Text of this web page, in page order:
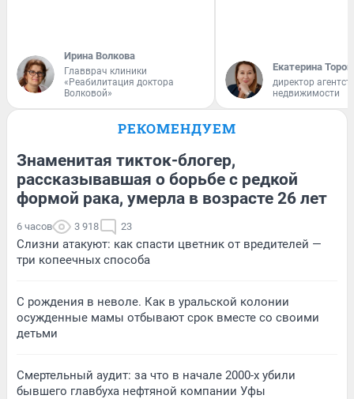
Ирина Волкова
Главврач клиники
«Реабилитация доктора
Волковой»
Екатерина
директор
недвижимости
РЕКОМЕНДУЕМ
Знаменитая тикток-блогер,
рассказывавшая о борьбе с редкой
формой рака, умерла в возрасте 26 лет
6 часов 3 918 23
Слизни атакуют: как спасти цветник от вредителей —
три копеечных способа
С рождения в неволе. Как в уральской колонии
осужденные мамы отбывают срок вместе со своими
детьми
Смертельный аудит: за что в начале 2000-х убили
бывшего главбуха нефтяной компании Уфы